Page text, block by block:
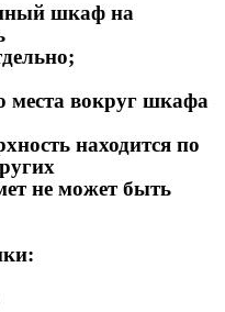
шкаф на
места вокруг шкафа
находится по
не может быть